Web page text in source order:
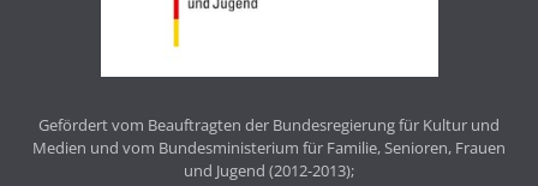
Gefördert vom Beauftragten der Bundesregierung für Kultur und
Medien und vom Bundesministerium für Familie, Senioren, Frauen
und Jugend (2012-2013);